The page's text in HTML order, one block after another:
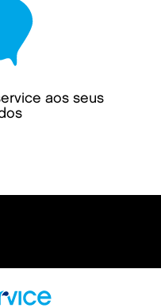
aos seus